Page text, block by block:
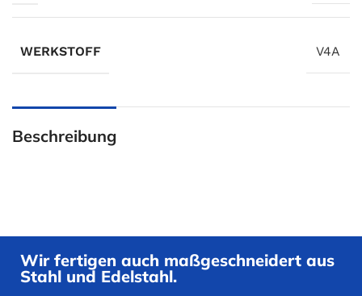
WERKSTOFF V4A
Beschreibung
Wir fertigen auch maßgeschneidert aus
Stahl und Edelstahl.